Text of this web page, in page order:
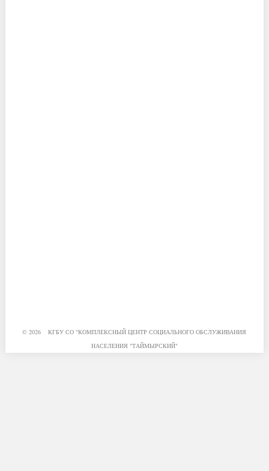
© 2026 КГБУ СО "КОМПЛЕКСНЫЙ ЦЕНТР СОЦИАЛЬНОГО ОБСЛУЖИВАНИЯ
НАСЕЛЕНИЯ "ТАЙМЫРСКИЙ"